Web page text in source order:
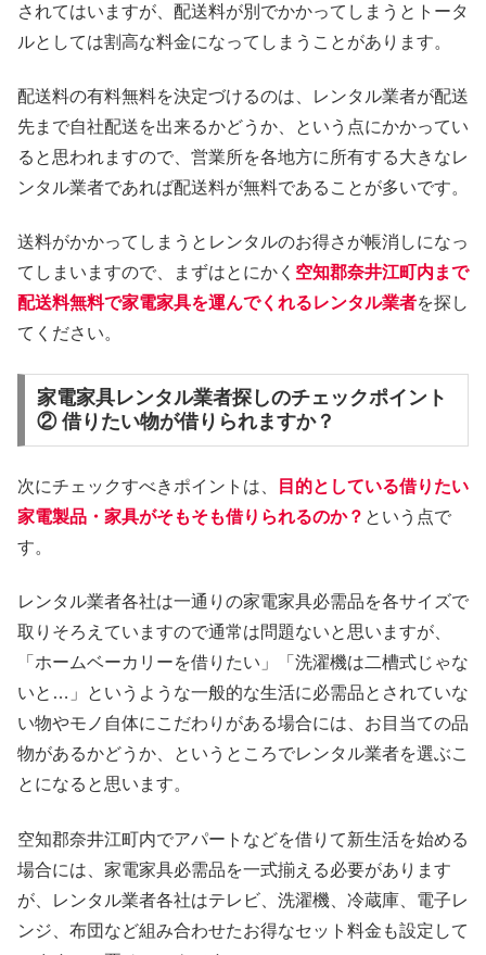
されてはいますが、配送料が別でかかってしまうとトータ
ルとしては割高な料金になってしまうことがあります。
配送料の有料無料を決定づけるのは、レンタル業者が配送
先まで自社配送を出来るかどうか、という点にかかってい
ると思われますので、営業所を各地方に所有する大きなレ
ンタル業者であれば配送料が無料であることが多いです。
送料がかかってしまうとレンタルのお得さが帳消しになっ
てしまいますので、まずはとにかく 空知郡奈井江町内まで
配送料無料で家電家具を運んでくれるレンタル業者を探し
てください。
家電家具レンタル業者探しのチェックポイント
② 借りたい物が借りられますか？
次にチェックすべきポイントは、
目的としている借りたい
家電製品・家具がそもそも借りられるのか？ という点で
す。
レンタル業者各社は一通りの家電家具必需品を各サイズで
取りそろえていますので通常は問題ないと思いますが、
「ホームベーカリーを借りたい」「洗濯機は二槽式じゃな
いと…」というような一般的な生活に必需品とされていな
い物やモノ自体にこだわりがある場合には、お目当ての品
物があるかどうか、というところでレンタル業者を選ぶこ
とになると思います。
空知郡奈井江町内でアパートなどを借りて新生活を始める
場合には、家電家具必需品を一式揃える必要があります
が、レンタル業者各社はテレビ、洗濯機、冷蔵庫、電子レ
ンジ、布団など組み合わせたお得なセット料金も設定して